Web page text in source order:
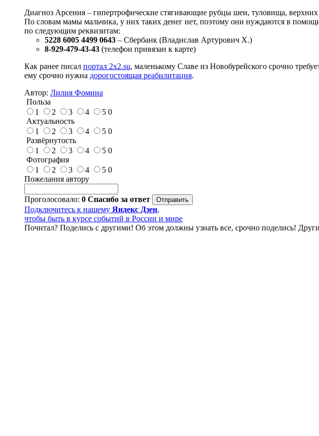
Диагноз Арсения – гипертрофические стягивающие рубцы шеи, туловища,
По словам мамы мальчика, у них таких денег нет, поэтому они нуждаются в
по следующим реквизитам:
5228 6005 4499 0643 – Сбербанк (Владислав Артурович Х.)
8-929-479-43-43 (телефон привязан к карте)
Как ранее писал портал 2х2.su, маленькому Славе из Новобурейского срочно
ему срочно нужна дорогостоящая реабилитация.
Автор: Лилия Фомина
Польза
1
2 3 4 5 0
Актуальность
1
2 3 4 5 0
Развёрнутость
1
2 3 4 5 0
Фотография
1
2 3 4 5 0
Пожелания автору
Проголосовало: 0 Спасибо за ответ
Подключитесь к нашему Яндекс Дзен,
чтобы быть в курсе событий в России и мире
Почитал? Поделись с другими! Об этом должны узнать все, срочно поделись!